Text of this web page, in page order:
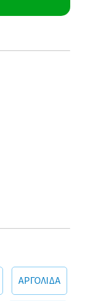
ΑΡΓΟΛΙΔΑ